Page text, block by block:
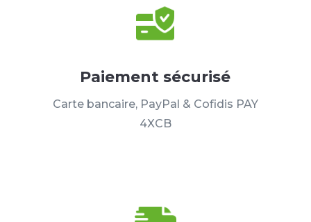
Paiement sécurisé
Carte bancaire, PayPal & Cofidis PAY
4XCB